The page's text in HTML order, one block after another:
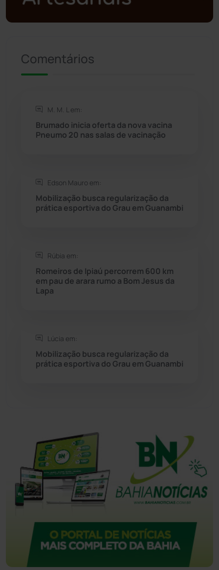
Política (03)
Riacho de Santana
Rio de Contas
Rio do Antônio
Saúde
Seabra (50)
Sítio do Mato
Sudoeste Baiano
Comentários
M. M. L em:
Brumado inicia oferta da nova vacina
Pneumo 20 nas salas de vacinação
Edson Mauro em:
Mobilização busca regularização da
prática esportiva do Grau em Guanambi
Rúbia em:
Romeiros de Ipiaú percorrem 600 km
em pau de arara rumo a Bom Jesus da
Lapa
Lúcia em:
Mobilização busca regularização da
prática esportiva do Grau em Guanambi